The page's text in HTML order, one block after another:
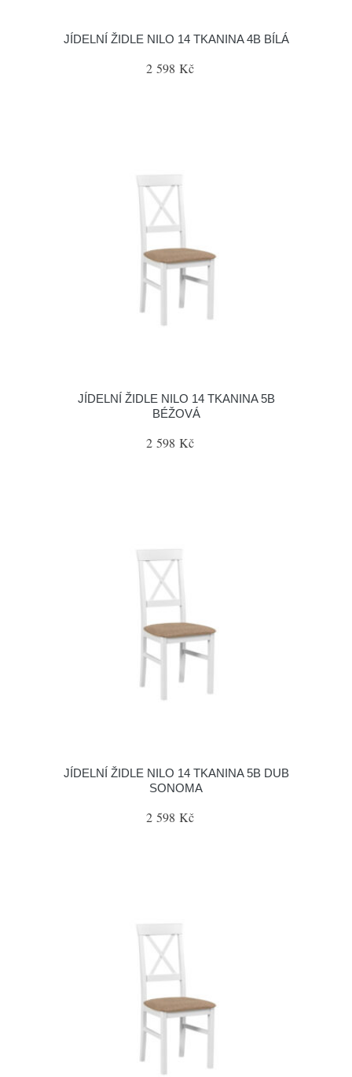
JÍDELNÍ ŽIDLE NILO 14 TKANINA 4B BÍLÁ
2 598 Kč
JÍDELNÍ ŽIDLE NILO 14 TKANINA 5B
BÉŽOVÁ
2 598 Kč
JÍDELNÍ ŽIDLE NILO 14 TKANINA 5B DUB
SONOMA
2 598 Kč